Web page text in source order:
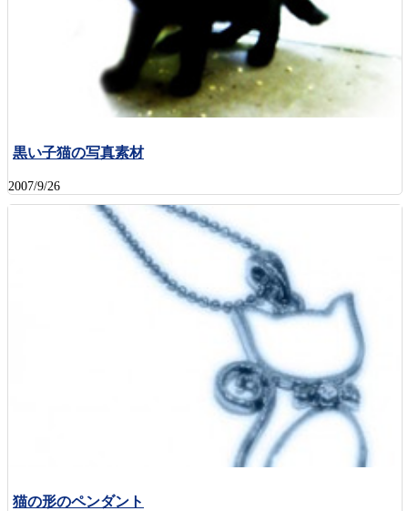
黒い子猫の写真素材
2007/9/26
猫の形のペンダント